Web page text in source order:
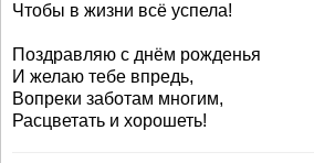
Чтобы в жизни всё успела!
Поздравляю с днём рожденья
И желаю тебе впредь,
Вопреки заботам многим,
Расцветать и хорошеть!